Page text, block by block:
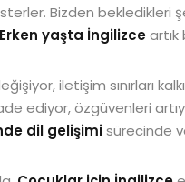
Bizden bekledikleri
Erken yaşta İngilizce
iletişim sınırları
ediyor, özgüvenleri
dil gelişimisürecinde